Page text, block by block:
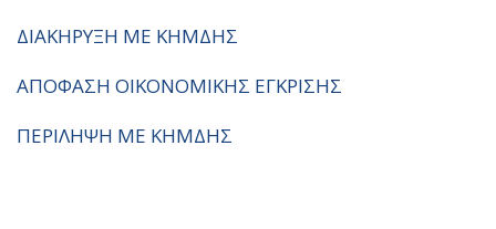
ΔΙΑΚΗΡΥΞΗ ΜΕ ΚΗΜΔΗΣ
ΑΠΟΦΑΣΗ ΟΙΚΟΝΟΜΙΚΗΣ ΕΓΚΡΙΣΗΣ
ΠΕΡΙΛΗΨΗ ΜΕ ΚΗΜΔΗΣ